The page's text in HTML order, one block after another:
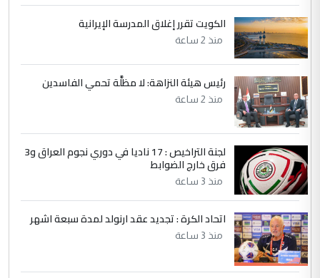
ابا فرات ...
الموضوع :
الجواهري يرد على صدام حسين سل
مضجعيك يابن الزنا (نص كامل)
5 حيدر عاشور
التعليق : تحياتي لك استاذ حامدتركان. كلام
دقيق ومسؤول؛ فالاستثمار الحقيقي للإنسان
وثروات البلد يعتمد على الكفاءة ...
الموضوع :
بين الإهمال واغتصاب الأرض.. بلاد
الرافدين تعاني الجفاف والتصحر!!
الكويت تقرر إغلاق المدرسة الإيرانية
منذ 2 ساعة
رئيس هيئة النزاهة: لا مظلَّة تحمي الفاسدين
منذ 2 ساعة
لجنة التراخيص : 17 ناديا في دوري نجوم العراق و3
فرق خارج الضوابط
منذ 3 ساعة
اتحاد الكرة : تجديد عقد ارنولد لمدة سبعة اشهر
منذ 3 ساعة